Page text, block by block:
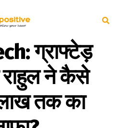
ग्राफ्टेड़
ने कैसे
तक का